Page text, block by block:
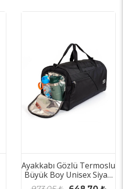
Ayakkabı Gözlü Termoslu
Büyük Boy Unisex Siyah
Spor Fitness Ve Seyahat